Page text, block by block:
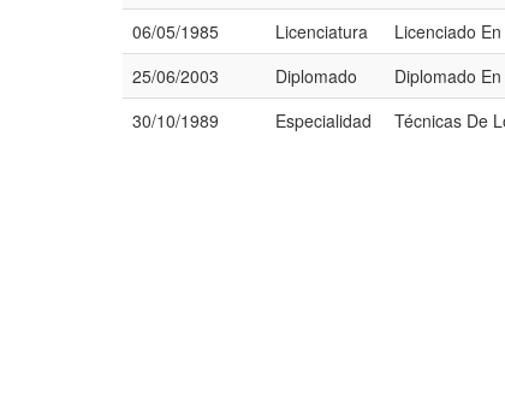
06/05/1985
Licenciatura Licenciado
25/06/2003
Diplomado Diplomado
30/10/1989
Especialidad Técnicas De